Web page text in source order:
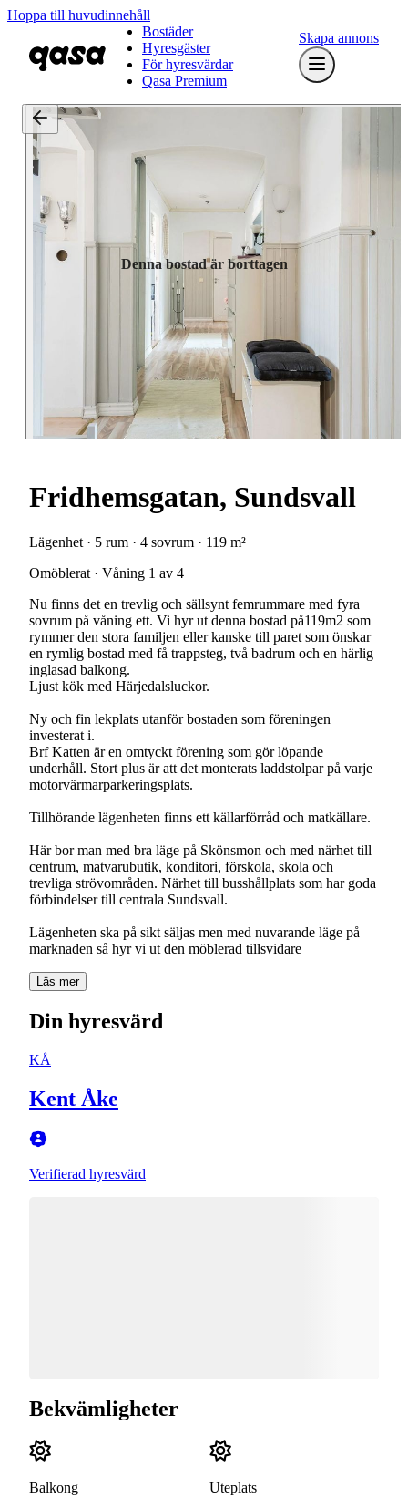
Hoppa till huvudinnehåll
Bostäder
Hyresgäster
För hyresvärdar
Qasa Premium
Skapa annons
Denna bostad är borttagen
Fridhemsgatan, Sundsvall
Lägenhet · 5 rum · 4 sovrum · 119 m²
Omöblerat · Våning 1 av 4
Nu finns det en trevlig och sällsynt femrummare med fyra
sovrum på våning ett. Vi hyr ut denna bostad på119m2 som
rymmer den stora familjen eller kanske till paret som önskar
en rymlig bostad med få trappsteg, två badrum och en härlig
inglasad balkong.
Ljust kök med Härjedalsluckor.
Ny och fin lekplats utanför bostaden som föreningen
investerat i.
Brf Katten är en omtyckt förening som gör löpande
underhåll. Stort plus är att det monterats laddstolpar på varje
motorvärmarparkeringsplats.
Tillhörande lägenheten finns ett källarförråd och matkällare.
Här bor man med bra läge på Skönsmon och med närhet till
centrum, matvarubutik, konditori, förskola, skola och
trevliga strövområden. Närhet till busshållplats som har goda
förbindelser till centrala Sundsvall.
Lägenheten ska på sikt säljas men med nuvarande läge på
marknaden så hyr vi ut den möblerad tillsvidare
Läs mer
Din hyresvärd
KÅ
Kent Åke
Verifierad hyresvärd
Bekvämligheter
Balkong Uteplats